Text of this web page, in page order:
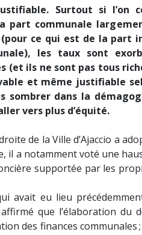
Surtout si l’on
part communale
ce qui est de la part
les taux sont
ils ne sont pas tous
et même justifiable
sombrer dans la
vers plus d’équité.
de la Ville d’Ajaccio a
il a notamment voté une
supportée par les
avait eu lieu
que l’élaboration du
des finances communales